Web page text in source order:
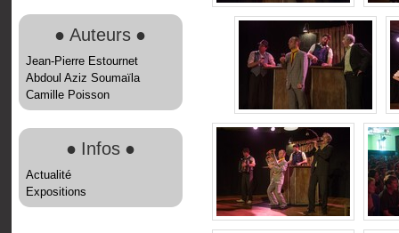
● Auteurs ●
Jean-Pierre Estournet
Abdoul Aziz Soumaïla
Camille Poisson
● Infos ●
Actualité
Expositions